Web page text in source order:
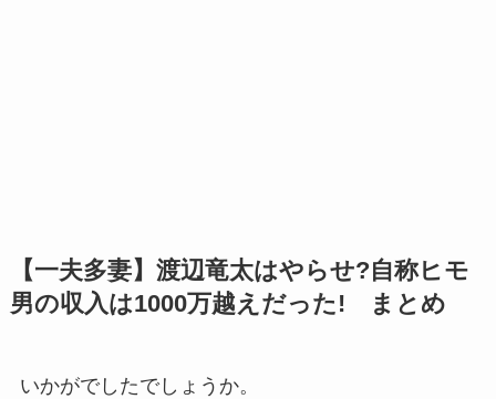
【一夫多妻】渡辺竜太はやらせ?自称ヒモ
男の収入は1000万越えだった! まとめ
いかがでしたでしょうか。